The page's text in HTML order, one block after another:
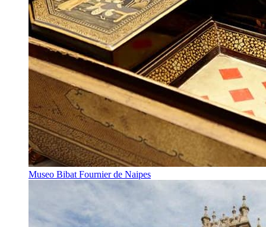
Museo Bibat Fournier de Naipes